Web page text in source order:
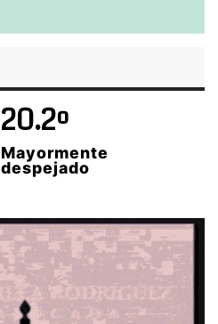
20.2º
Mayormente
despejado